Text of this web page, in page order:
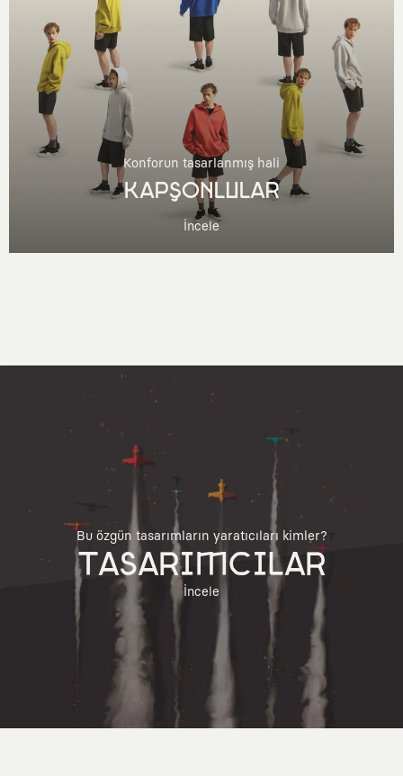
Konforun tasarlanmış hali
KAPŞONLULAR
İncele
Bu özgün tasarımların yaratıcıları kimler?
TASARIMCILAR
İncele